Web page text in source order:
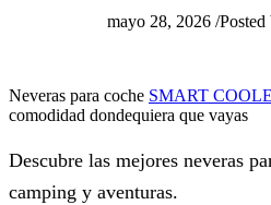
mayo 28, 2026 /Posted
Neveras para coche SMART
comodidad dondequiera que vayas
Descubre las mejores neveras
camping y aventuras.